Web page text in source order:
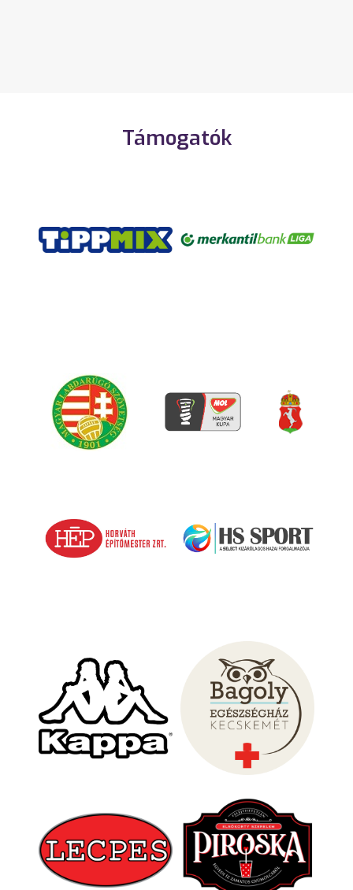
Támogatók